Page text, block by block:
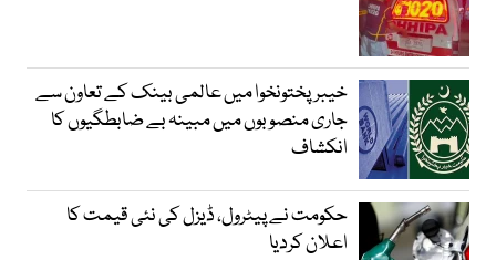
خیبرپختونخوا میں عالمی بینک کے تعاون سے
جاری منصوبوں میں مبینہ بے ضابطگیوں کا
انکشاف
حکومت نے پیٹرول، ڈیزل کی نئی قیمت کا
اعلان کردیا